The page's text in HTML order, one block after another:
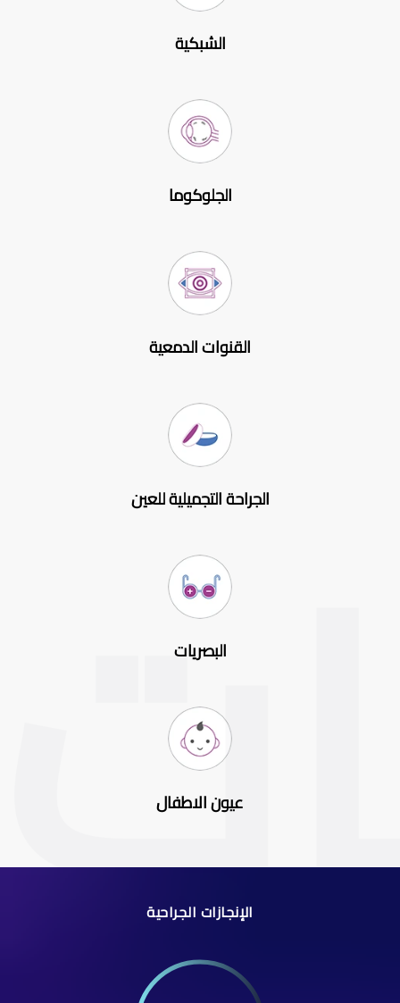
الشبكية
الجلوكوما
القنوات الدمعية
الجراحة التجميلية للعين
البصريات
عيون الاطفال
الإنجازات الجراحية